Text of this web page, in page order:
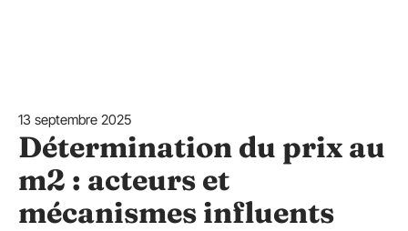
13 septembre 2025
Détermination du prix au
m2 : acteurs et
mécanismes influents